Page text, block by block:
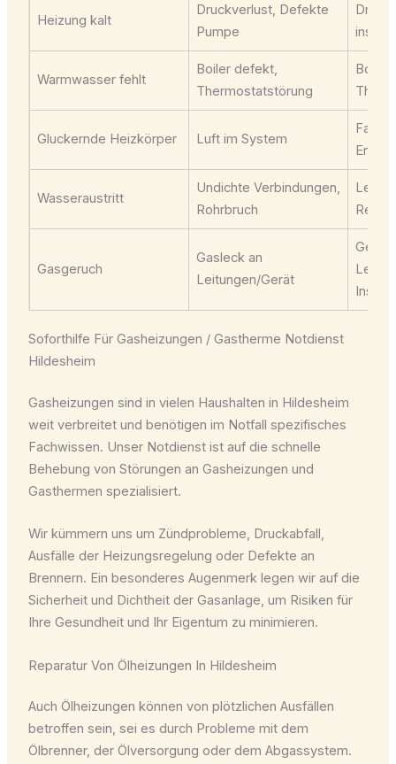
Heizung kalt
Druckverlust, Defekte
Pumpe
Druck
Warmwasser fehlt
Boiler defekt,
Thermostatstörung
Gluckernde Heizkörper Luft im System
Wasseraustritt
Undichte Verbindungen,
Rohrbruch
Gasgeruch
Gasleck an
Leitungen/Gerät
Soforthilfe Für Gasheizungen / Gastherme Notdienst
Hildesheim
Gasheizungen sind in vielen Haushalten in Hildesheim
weit verbreitet und benötigen im Notfall spezifisches
Fachwissen. Unser Notdienst ist auf die schnelle
Behebung von Störungen an Gasheizungen und
Gasthermen spezialisiert.
Wir kümmern uns um Zündprobleme, Druckabfall,
Ausfälle der Heizungsregelung oder Defekte an
Brennern. Ein besonderes Augenmerk legen wir auf die
Sicherheit und Dichtheit der Gasanlage, um Risiken für
Ihre Gesundheit und Ihr Eigentum zu minimieren.
Reparatur Von Ölheizungen In Hildesheim
Auch Ölheizungen können von plötzlichen Ausfällen
betroffen sein, sei es durch Probleme mit dem
Ölbrenner, der Ölversorgung oder dem Abgassystem.